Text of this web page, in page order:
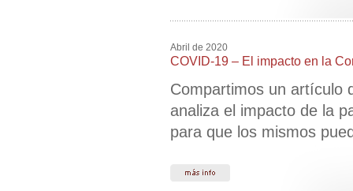
Abril de 2020
COVID-19 – El impacto en la
Compartimos un artículo
analiza el impacto de la
para que los mismos